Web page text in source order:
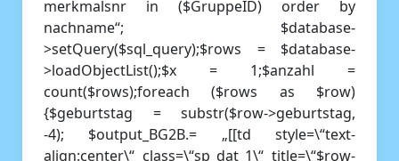
merkmalsnr in ($GruppeID) order by
nachname“; $database-
>setQuery($sql_query);$rows = $database-
>loadObjectList();$x = 1;$anzahl =
count($rows);foreach ($rows as $row)
{$geburtstag = substr($row->geburtstag,
-4); $output_BG2B.= „[[td style=\“text-
align:center\“ class=\“sp_dat_1\“ title=\“$row-